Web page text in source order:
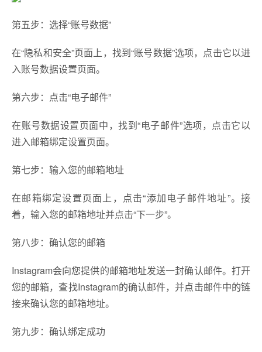
第五步：选择“账号数据”
在“隐私和安全”页面上，找到“账号数据”选项，点击它以进
入账号数据设置页面。
第六步：点击“电子邮件”
在账号数据设置页面中，找到“电子邮件”选项，点击它以
进入邮箱绑定设置页面。
第七步：输入您的邮箱地址
在邮箱绑定设置页面上，点击“添加电子邮件地址”。接
着，输入您的邮箱地址并点击“下一步”。
第八步：确认您的邮箱
Instagram会向您提供的邮箱地址发送一封确认邮件。打开
您的邮箱，查找Instagram的确认邮件，并点击邮件中的链
接来确认您的邮箱地址。
第九步：确认绑定成功